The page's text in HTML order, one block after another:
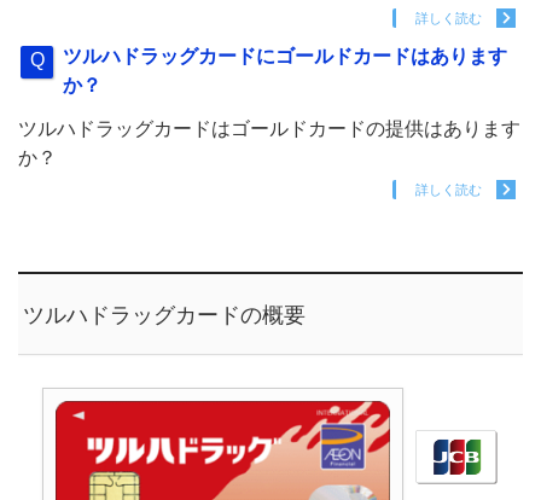
詳しく読む
ツルハドラッグカードにゴールドカードはあります
か？
ツルハドラッグカードはゴールドカードの提供はあります
か？
詳しく読む
ツルハドラッグカードの概要